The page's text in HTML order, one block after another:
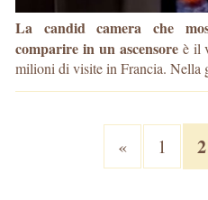
La candid camera che
comparire in un ascensoreè il
milioni di visite in Francia. Nella
« 1 2